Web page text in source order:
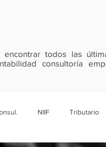
todos las
consultoría
NIIF Tributario